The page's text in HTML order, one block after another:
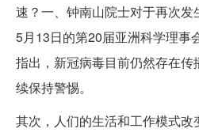
速？一、钟南山院士对于再次
5月13日的第20届亚洲科学理事
指出，新冠病毒目前仍然存在
续保持警惕。
其次，人们的生活和工作模式